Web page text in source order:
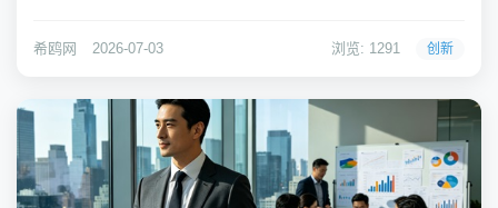
掏腰包为供应商购买自动化设备，以降低每瓶成本。这种
希鸥网 2026-07-03 浏览: 1291 创新